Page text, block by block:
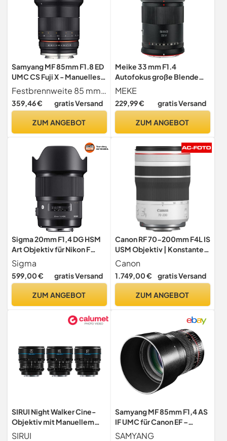
Samyang MF 85mm F1.8 ED
UMC CS Fuji X - Manuelles
Objektiv mit 85mm
Festbrennweite für
spiegellose Fujifilm APS-C
Anschluss, 62mm
Festbrennweite 85 mm Objektiv für Fuji-X Mount Kameras mit APS-C Sensor, 62 mm Filtergewinde, hohe Lichtstärke F1.8 - F22, manuelle Fokussierung, Naheinstellgrenze 65 cm Gewicht 423 g Länge 8,1 cm
359,46 € gratis Versand
ZUM ANGEBOT
Meike 33 mm F1.4
Autofokus große Blende
STM Schrittmotor APS-C
Portrait Objektiv
kompatibel mit Nikon Z
Z7 Z6II Z7II Z30 Zfc im APS-
MEKE
229,99 € gratis Versand
ZUM ANGEBOT
Sigma 20mm F1,4 DG HSM
Art Objektiv für Nikon F
Objektivbajonett
Sigma
599,00 € gratis Versand
ZUM ANGEBOT
Canon RF 70-200mm F4L IS
USM Objektiv | Konstante
Blendenöffnung von 1:4,
kompaktes und leichtes
Design, wetterfest,
Kameras der EOS R Serie
Canon
1.749,00 € gratis Versand
ZUM ANGEBOT
SIRUI Night Walker Cine-
Objektiv mit Manuellem
Fokus Set, 24mm, 35mm,
SIRUI
Samyang MF 85mm F1,4 AS
IF UMC für Canon EF –
Vollformat Portrait
SAMYANG